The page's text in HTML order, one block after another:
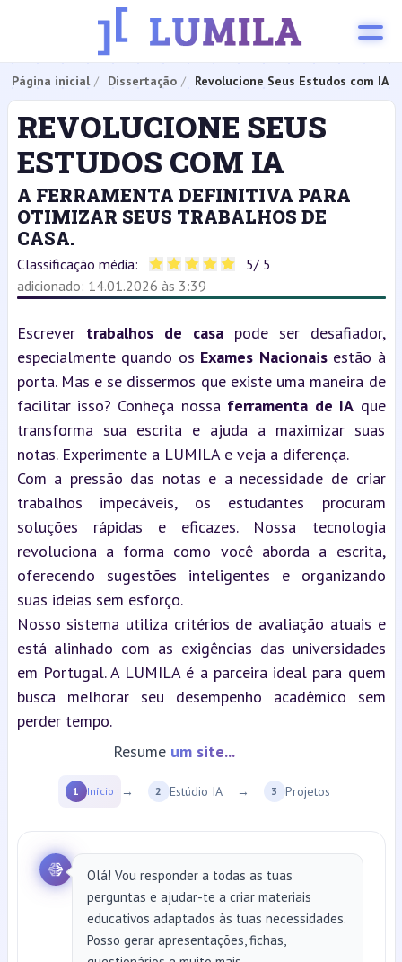
Página inicial Dissertação Revolucione Seus Estudos com IA
REVOLUCIONE SEUS
ESTUDOS COM IA
A FERRAMENTA DEFINITIVA PARA
OTIMIZAR SEUS TRABALHOS DE
CASA.
Classificação média: 5/ 5
adicionado: 14.01.2026 às 3:39
Escrever trabalhos de casa pode ser desafiador,
especialmente quando os Exames Nacionais estão à
porta. Mas e se dissermos que existe uma maneira de
facilitar isso? Conheça nossa ferramenta de IA que
transforma sua escrita e ajuda a maximizar suas
notas. Experimente a LUMILA e veja a diferença.
Com a pressão das notas e a necessidade de criar
trabalhos impecáveis, os estudantes procuram
soluções rápidas e eficazes. Nossa tecnologia
revoluciona a forma como você aborda a escrita,
oferecendo sugestões inteligentes e organizando
suas ideias sem esforço.
Nosso sistema utiliza critérios de avaliação atuais e
está alinhado com as exigências das universidades
em Portugal. A LUMILA é a parceira ideal para quem
busca melhorar seu desempenho acadêmico sem
perder tempo.
Resume um site...
1 Início → 2 Estúdio IA → 3 Projetos
Olá! Vou responder a todas as tuas
perguntas e ajudar-te a criar materiais
educativos adaptados às tuas necessidades.
Posso gerar apresentações, fichas,